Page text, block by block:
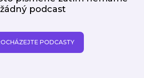
žádný podcast
PODCASTY